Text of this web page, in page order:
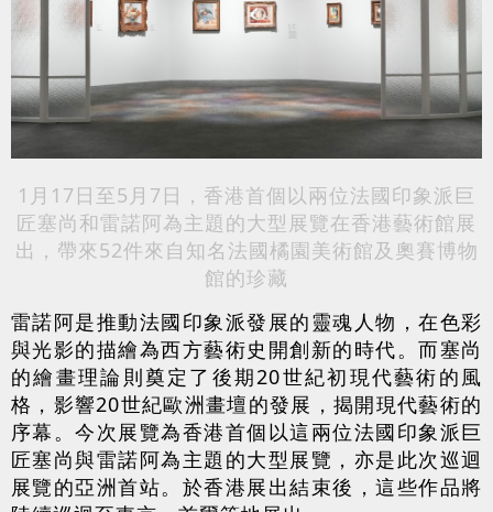
1月17日至5月7日，香港首個以兩位法國印象派巨
匠塞尚和雷諾阿為主題的大型展覽在香港藝術館展
出，帶來52件來自知名法國橘園美術館及奧賽博物
館的珍藏
雷諾阿是推動法國印象派發展的靈魂人物，在色彩
與光影的描繪為西方藝術史開創新的時代。而塞尚
的繪畫理論則奠定了後期20世紀初現代藝術的風
格，影響20世紀歐洲畫壇的發展，揭開現代藝術的
序幕。今次展覽為香港首個以這兩位法國印象派巨
匠塞尚與雷諾阿為主題的大型展覽，亦是此次巡迴
展覽的亞洲首站。於香港展出結束後，這些作品將